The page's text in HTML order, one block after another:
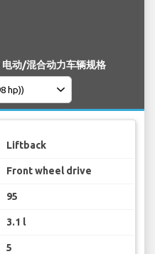
动/混合动力车辆规格
Liftback
Front wheel drive
95
3.1 l
5